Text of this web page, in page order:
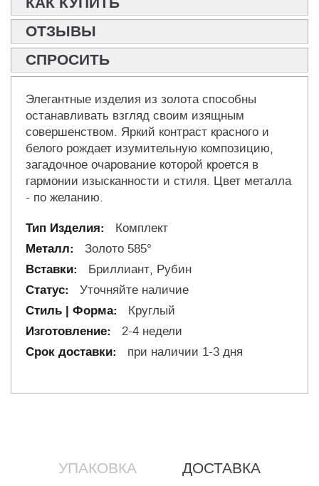
ОТЗЫВЫ
СПРОСИТЬ
Элегантные изделия из золота способны
останавливать взгляд своим изящным
совершенством. Яркий контраст красного и
белого рождает изумительную композицию,
загадочное очарование которой кроется в
гармонии изысканности и стиля. Цвет металла
- по желанию.
Комплект
Золото 585°
Бриллиант, Рубин
Уточняйте наличие
Круглый
2-4 недели
при наличии 1-3 дня
УПАКОВКА ДОСТАВКА